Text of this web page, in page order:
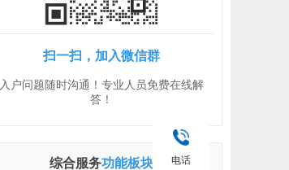
扫一扫，加入微信群
入户问题随时沟通！专业人员免费在线解
答！
综合服务功能板块 电话